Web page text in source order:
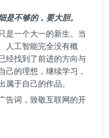
是不够的，要大胆。
是一个大一的新生。当
人工智能完全没有概
经找到了前进的方向与
己的理想，继续学习，
于自己的作品。
告词，致敬互联网的开